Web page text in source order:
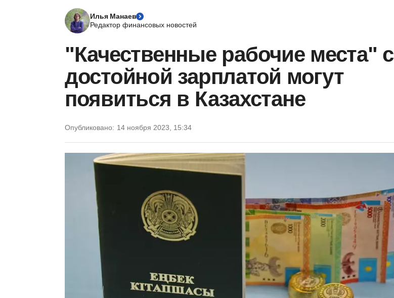
Илья Манаев
Редактор финансовых новостей
"Качественные рабочие места" с
достойной зарплатой могут
появиться в Казахстане
Опубликовано: 14 ноября 2023, 15:34